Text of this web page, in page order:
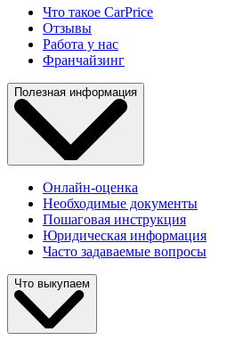
Что такое CarPrice
Отзывы
Работа у нас
Франчайзинг
Полезная информация
Онлайн-оценка
Необходимые документы
Пошаговая инструкция
Юридическая информация
Часто задаваемые вопросы
Что выкупаем